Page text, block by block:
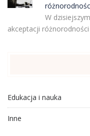
W
akceptacji
Edukacja i nauka
Inne